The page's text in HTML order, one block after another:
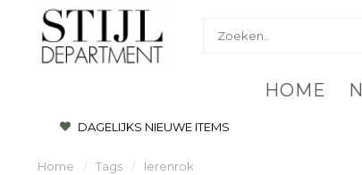
HOME
DAGELIJKS NIEUWE ITEMS
Home / Tags / lerenrok